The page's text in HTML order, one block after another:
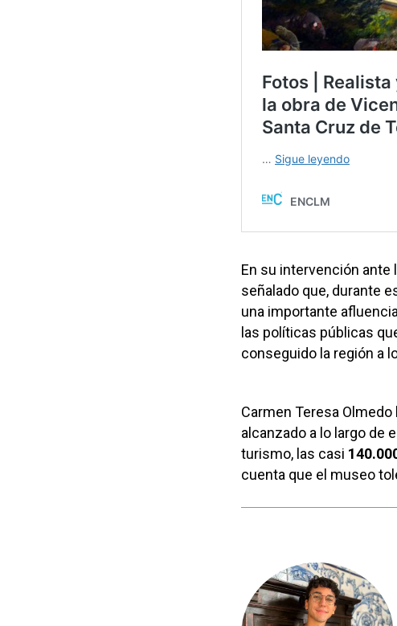
En su intervención ante
señalado que, durante
una importante
las políticas públicas
conseguido la región a
Carmen Teresa Olmedo
alcanzado a lo largo de
turismo, las casi
cuenta que el museo